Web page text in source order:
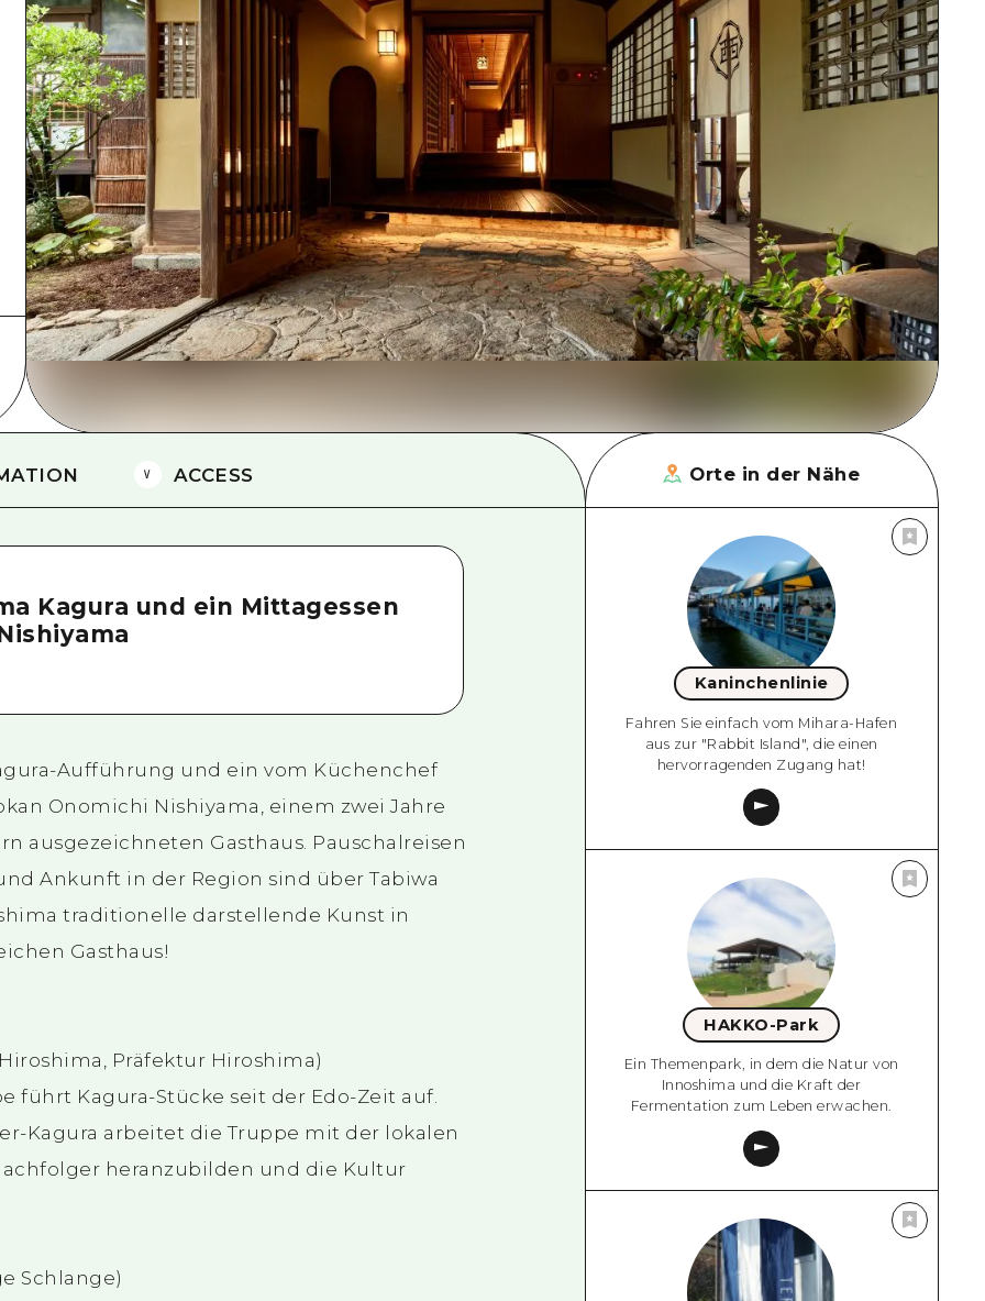
Östliches Yamaguchi
Ehime
Shimane
ACCESS
Kagura und ein Mittagessen
Aufführung und ein vom Küchenchef
Onomichi Nishiyama, einem zwei Jahre
ausgezeichneten Gasthaus. Pauschalreisen
Ankunft in der Region sind über Tabiwa
traditionelle darstellende Kunst in
Gasthaus!
Präfektur Hiroshima)
führt Kagura-Stücke seit der Edo-Zeit auf.
Kagura arbeitet die Truppe mit der lokalen
heranzubilden und die Kultur
Schlange)
Orte in der Nähe
Kaninchenlinie
Fahren Sie einfach vom Mihara-Hafen
aus zur "Rabbit Island", die einen
hervorragenden Zugang hat!
HAKKO-Park
Ein Themenpark, in dem die Natur von
Innoshima und die Kraft der
Fermentation zum Leben erwachen.